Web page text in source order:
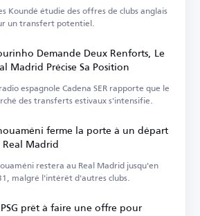
Koundé étudie des offres de clubs anglais
un transfert potentiel.
Demande Deux Renforts, Le
Madrid Précise Sa Position
espagnole Cadena SER rapporte que le
des transferts estivaux s'intensifie.
ferme la porte à un départ
Madrid
restera au Real Madrid jusqu'en
malgré l'intérêt d'autres clubs.
prêt à faire une offre pour